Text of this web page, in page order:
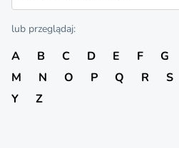
lub przeglądaj:
A B C D E F G
M
N O P Q R S
Y
Z